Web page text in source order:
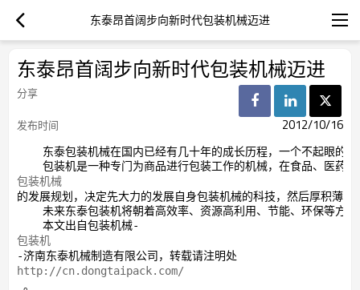
东泰昂首阔步向新时代包装机械迈进
东泰昂首阔步向新时代包装机械迈进
分享
发布时间
2012/10/16
东泰包装机械在国内已经有几十年的成长历程，一个不起眼的
包装机是一种专门为商品进行包装工作的机械，在食品、医药
包装机械
的发展规划，决定先大力的发展自身包装机械的科技，然后厚积薄
未来东泰包装机将朝着高效率、资源高利用、节能、环保等方
    本文出自包装机械-
包装机
-济南东泰机械制造有限公司，转载请注明处
http://cn.dongtaipack.com/